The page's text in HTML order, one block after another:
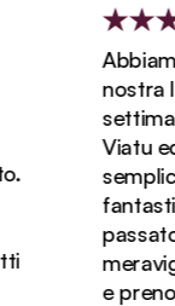
nostra
Viatu ed
passato
e